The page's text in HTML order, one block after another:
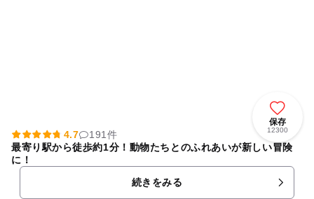
保存
12300
4.7
191件
最寄り駅から徒歩約1分！動物たちとのふれあいが新しい冒険
に！
続きをみる